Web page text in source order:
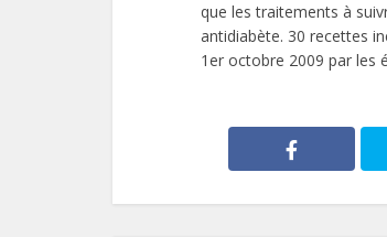
que les traitements à
antidiabète. 30 recettes
1er octobre 2009 par les